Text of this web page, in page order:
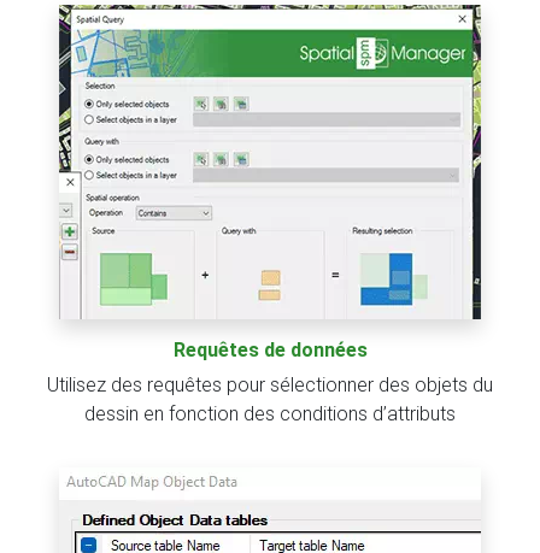
Requêtes de données
Utilisez des requêtes pour sélectionner des objets du
dessin en fonction des conditions d’attributs